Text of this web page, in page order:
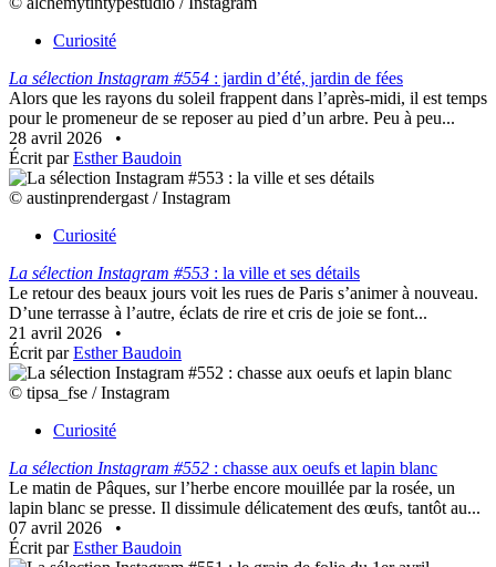
Curiosité
La sélection Instagram #554 : jardin d’été, jardin de fées
Alors que les rayons du soleil frappent dans l’après-midi, il est temps
pour le promeneur de se reposer au pied d’un arbre. Peu à peu...
28 avril 2026
•
Écrit parEsther Baudoin
© austinprendergast / Instagram
Curiosité
La sélection Instagram #553 : la ville et ses détails
Le retour des beaux jours voit les rues de Paris s’animer à nouveau.
D’une terrasse à l’autre, éclats de rire et cris de joie se font...
21 avril 2026
•
Écrit parEsther Baudoin
© tipsa_fse / Instagram
Curiosité
La sélection Instagram #552 : chasse aux oeufs et lapin blanc
Le matin de Pâques, sur l’herbe encore mouillée par la rosée, un
lapin blanc se presse. Il dissimule délicatement des œufs, tantôt au...
07 avril 2026
•
Écrit parEsther Baudoin